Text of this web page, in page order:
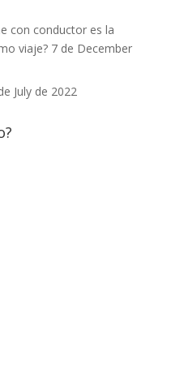
con conductor es la
viaje? 7 de December
July de 2022